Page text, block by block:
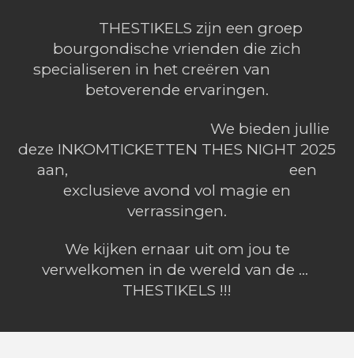
THESTIKELS zijn een groep
bourgondische vrienden die zich
specialiseren in het creëren van
betoverende ervaringen.
We bieden jullie
deze INKOMTICKETTEN THES NIGHT 2025
aan, een
exclusieve avond vol magie en
verrassingen.
We kijken ernaar uit om jou te
verwelkomen in de wereld van de ...
THESTIKELS !!!